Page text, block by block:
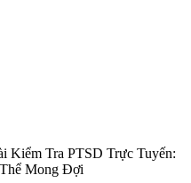
Kiểm Tra PTSD Trực Tuyến:
Mong Đợi